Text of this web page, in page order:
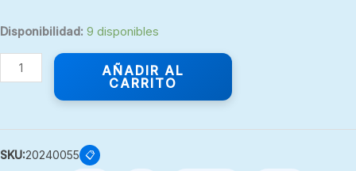
Disponibilidad: 9 disponibles
AÑADIR AL
CARRITO
SKU:20240055 📋